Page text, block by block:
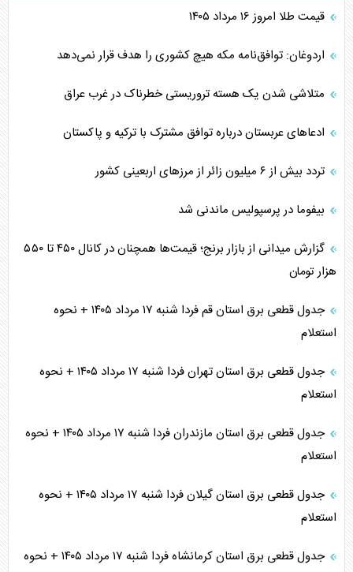
قیمت طلا امروز ۱۶ مرداد ۱۴۰۵
اردوغان: توافق‌نامه مکه هیچ کشوری را هدف قرار نمی‌دهد
متلاشی شدن یک هسته تروریستی خطرناک در غرب عراق
ادعاهای عربستان درباره توافق مشترک با ترکیه و پاکستان
تردد بیش از ۶ میلیون زائر از مرزهای اربعینی کشور
بیفوما در پرسپولیس ماندنی شد
گزارش میدانی از بازار برنج؛ قیمت‌ها همچنان در کانال ۴۵۰ تا ۵۵۰
هزار تومان
جدول قطعی برق استان قم فردا شنبه ۱۷ مرداد ۱۴۰۵ + نحوه
استعلام
جدول قطعی برق استان تهران فردا شنبه ۱۷ مرداد ۱۴۰۵ + نحوه
استعلام
جدول قطعی برق استان مازندران فردا شنبه ۱۷ مرداد ۱۴۰۵ + نحوه
استعلام
جدول قطعی برق استان گیلان فردا شنبه ۱۷ مرداد ۱۴۰۵ + نحوه
استعلام
جدول قطعی برق استان کرمانشاه فردا شنبه ۱۷ مرداد ۱۴۰۵ + نحوه